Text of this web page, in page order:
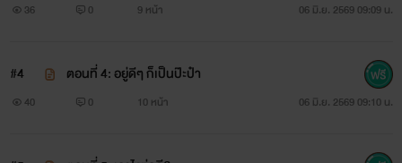
36 0 9 หน้า 06 มิ.ย. 2569 09:09 น.
#4 ตอนที่ 4: อยู่ดีๆ ก็เป็นป๊ะป๋า
40 0 10 หน้า 06 มิ.ย. 2569 09:10 น.